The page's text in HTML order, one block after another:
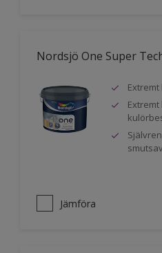
Nordsjö One Super
Jämföra